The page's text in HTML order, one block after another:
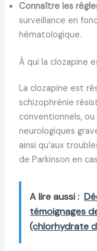
Connaître les
surveillance en
hématologique.
À qui la clozapine
La clozapine est
schizophrénie
conventionnels,
neurologiques
ainsi qu’aux
de Parkinson en
A lire aussi :
témoignages
(chlorhydrate